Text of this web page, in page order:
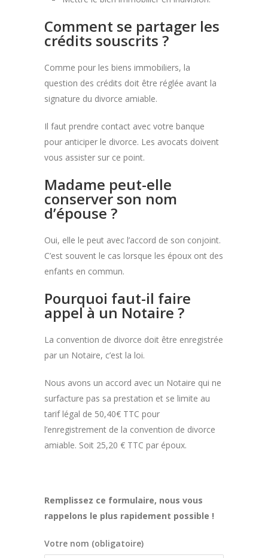
Comment se partager les
crédits souscrits ?
Comme pour les biens immobiliers, la
question des crédits doit être réglée avant la
signature du divorce amiable.
Il faut prendre contact avec votre banque
pour anticiper le divorce. Les avocats doivent
vous assister sur ce point.
Madame peut-elle
conserver son nom
d’épouse ?
Oui, elle le peut avec l’accord de son conjoint.
C’est souvent le cas lorsque les époux ont des
enfants en commun.
Pourquoi faut-il faire
appel à un Notaire ?
La convention de divorce doit être enregistrée
par un Notaire, c’est la loi.
Nous avons un accord avec un Notaire qui ne
surfacture pas sa prestation et se limite au
tarif légal de 50,40€ TTC pour
l’enregistrement de la convention de divorce
amiable. Soit 25,20 € TTC par époux.
Remplissez ce formulaire, nous vous
rappelons le plus rapidement possible !
Votre nom (obligatoire)